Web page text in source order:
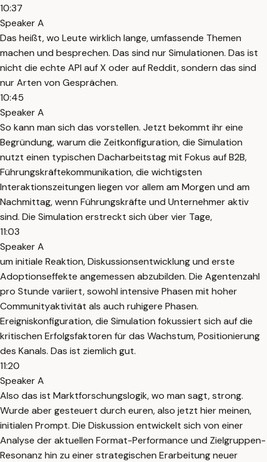
10:37
Speaker A
Das heißt, wo Leute wirklich lange, umfassende Themen
machen und besprechen. Das sind nur Simulationen. Das ist
nicht die echte API auf X oder auf Reddit, sondern das sind
nur Arten von Gesprächen.
10:45
Speaker A
So kann man sich das vorstellen. Jetzt bekommt ihr eine
Begründung, warum die Zeitkonfiguration, die Simulation
nutzt einen typischen Dacharbeitstag mit Fokus auf B2B,
Führungskräftekommunikation, die wichtigsten
Interaktionszeitungen liegen vor allem am Morgen und am
Nachmittag, wenn Führungskräfte und Unternehmer aktiv
sind. Die Simulation erstreckt sich über vier Tage,
11:03
Speaker A
um initiale Reaktion, Diskussionsentwicklung und erste
Adoptionseffekte angemessen abzubilden. Die Agentenzahl
pro Stunde variiert, sowohl intensive Phasen mit hoher
Communityaktivität als auch ruhigere Phasen.
Ereigniskonfiguration, die Simulation fokussiert sich auf die
kritischen Erfolgsfaktoren für das Wachstum, Positionierung
des Kanals. Das ist ziemlich gut.
11:20
Speaker A
Also das ist Marktforschungslogik, wo man sagt, strong.
Wurde aber gesteuert durch euren, also jetzt hier meinen,
initialen Prompt. Die Diskussion entwickelt sich von einer
Analyse der aktuellen Format-Performance und Zielgruppen-
Resonanz hin zu einer strategischen Erarbeitung neuer